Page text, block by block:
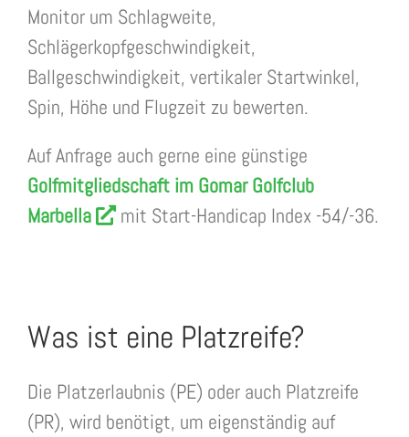
Monitor um Schlagweite,
Schlägerkopfgeschwindigkeit,
Ballgeschwindigkeit, vertikaler Startwinkel,
Spin, Höhe und Flugzeit zu bewerten.
Auf Anfrage auch gerne eine günstige
Golfmitgliedschaft im Gomar Golfclub
Marbella
mit Start-Handicap Index -54/-36.
Was ist eine Platzreife?
Die Platzerlaubnis (PE) oder auch Platzreife
(PR), wird benötigt, um eigenständig auf